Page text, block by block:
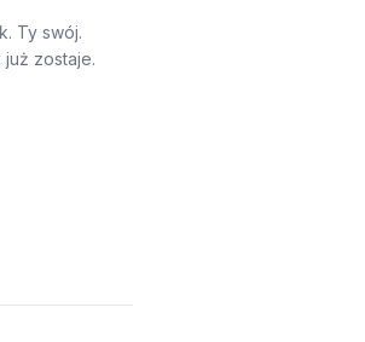
Ty swój.
zostaje.